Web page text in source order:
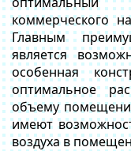
коммерческого
Главным
является
особенная
оптимальное
объему
имеют
воздуха в